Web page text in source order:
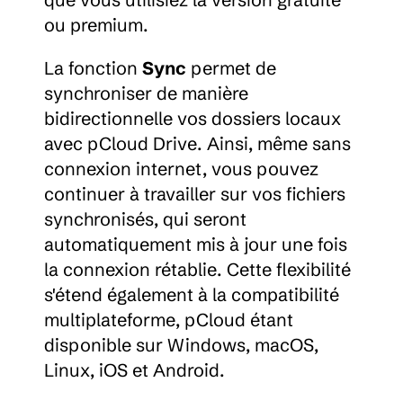
ou premium.
La fonction Sync permet de
synchroniser de manière
bidirectionnelle vos dossiers locaux
avec pCloud Drive. Ainsi, même sans
connexion internet, vous pouvez
continuer à travailler sur vos fichiers
synchronisés, qui seront
automatiquement mis à jour une fois
la connexion rétablie. Cette flexibilité
s'étend également à la compatibilité
multiplateforme, pCloud étant
disponible sur Windows, macOS,
Linux, iOS et Android.